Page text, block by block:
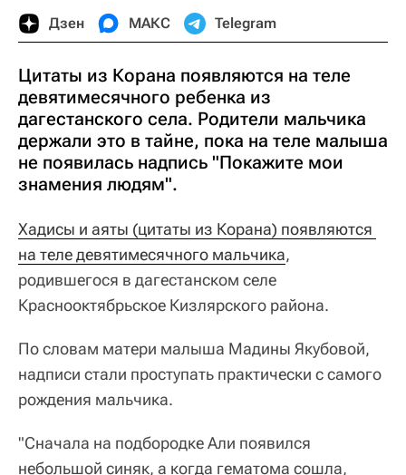
Дзен МАКС Telegram
Цитаты из Корана появляются на теле
девятимесячного ребенка из
дагестанского села. Родители мальчика
держали это в тайне, пока на теле малыша
не появилась надпись "Покажите мои
знамения людям".
Хадисы и аяты (цитаты из Корана) появляются
на теле девятимесячного мальчика,
родившегося в дагестанском селе
Краснооктябрьское Кизлярского района.
По словам матери малыша Мадины Якубовой,
надписи стали проступать практически с самого
рождения мальчика.
"Сначала на подбородке Али появился
небольшой синяк, а когда гематома сошла,